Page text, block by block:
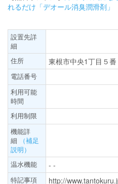
れるだけ「デオール消臭潤滑剤」
設置先詳
細
住所
東根市中央1丁目５
電話番号
利用可能
時間
利用制限
機能詳
細
（補足
説明）
温水機能
- -
特記事項 http://